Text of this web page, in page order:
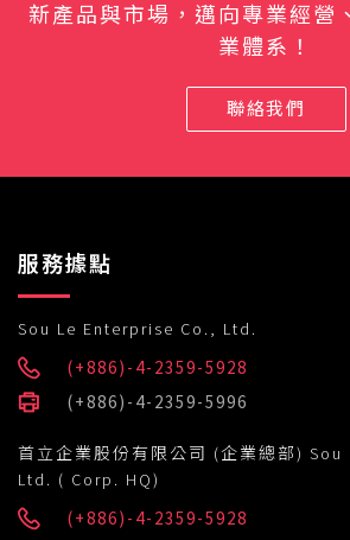
新產品與市場，邁向專業經營
業體系！
聯絡我們
服務據點
Sou Le Enterprise Co., Ltd.
(+886)-4-2359-5928
(+886)-4-2359-5996
首立企業股份有限公司 (企業總部)
Ltd. ( Corp. HQ)
(+886)-4-2359-5928